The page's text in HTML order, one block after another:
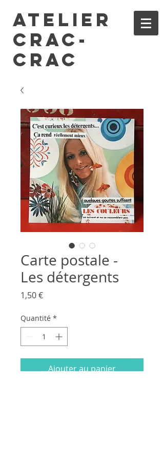
ATELIER
CRAC-
CRAC
Carte postale -
Les détergents
1,50 €Prix
Quantité *
Ajouter au panier